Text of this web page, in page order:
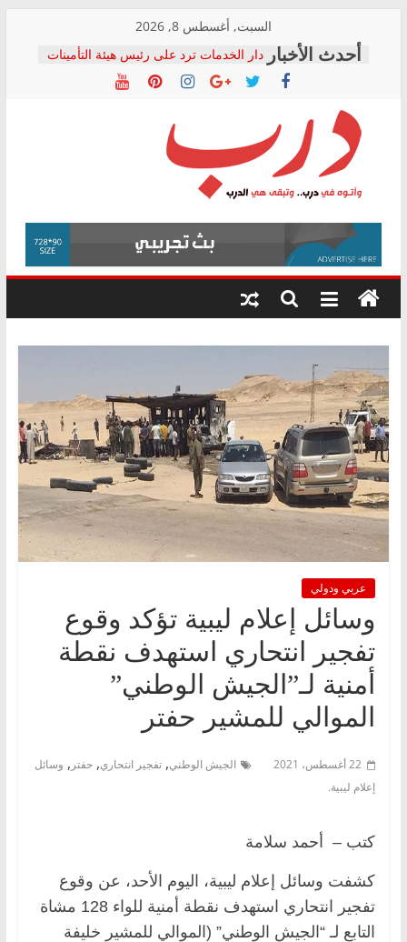
content
السبت, أغسطس 8, 2026
دار الخدمات ترد على رئيس هيئة التأمينات
بعد مؤتمره الصحفي: إنكار الأزمة لا ينهي
معاناة أصحاب المعاشات.. ونطالب بكشف
فرحات سليمان يكتب: القطاع الصحي إلى
أين؟
حزب التحالف الشعبي يطلق لجنة “الحق
في الصحة” بالإسكندرية لرصد الانتهاكات
ودعم المرضى
الوزاري لمدينة الصحفيين.. وانتهاء أعمال
إنشاء المبنى الإداري
المجلس القومي لحقوق الإنسان يعلن
متابعة قضية الدكتور محمد زهران.. ويؤكد:
قرينة البراءة وضمانات المحاكمة العادلة
درب
وأتوه
درب..
وتبقى
هي
عربي ودولي
وسائل إعلام ليبية تؤكد وقوع
تفجير انتحاري استهدف نقطة
أمنية لـ”الجيش الوطني”
الموالي للمشير حفتر
22 أغسطس، 2021 الجيش الوطني, تفجير انتحاري, حفتر , وسائل
إعلام ليبية.
كتب – أحمد سلامة
كشفت وسائل إعلام ليبية، اليوم الأحد، عن وقوع
تفجير انتحاري استهدف نقطة أمنية للواء 128 مشاة
التابع لـ “الجيش الوطني” (الموالي للمشير خليفة